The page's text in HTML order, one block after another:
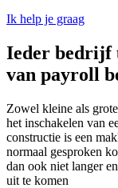
Ik help je graag
Ieder bedrijf
van payroll
Zowel kleine als
het inschakelen van
constructie is een
normaal gesproken
dan ook niet langer
uit te komen